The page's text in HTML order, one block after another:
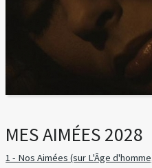
MES AIMÉES 2028
1 - Nos Aimées (sur L'Âge